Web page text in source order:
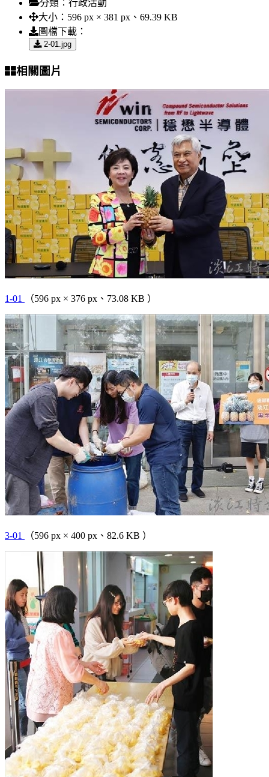
分類： 行政活動
大小： 596 px × 381 px、69.39 KB
圖檔下載：
2-01.jpg
相關圖片
1-01 （596 px × 376 px、73.08 KB ）
3-01 （596 px × 400 px、82.6 KB ）